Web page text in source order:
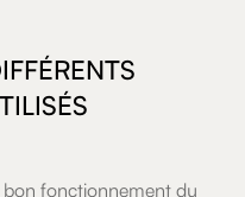
bon fonctionnement du